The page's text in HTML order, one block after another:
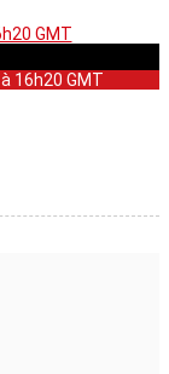
GMT
16h20 GMT